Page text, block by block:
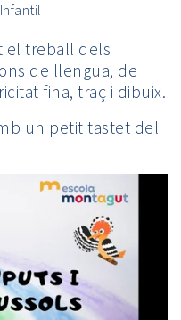
el treball dels
de llengua, de
fina, traç i dibuix.
un petit tastet del